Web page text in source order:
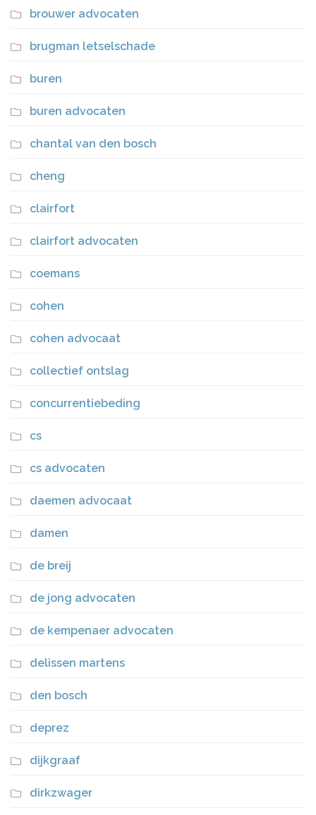
brouwer advocaten
brugman letselschade
buren
buren advocaten
chantal van den bosch
cheng
clairfort
clairfort advocaten
coemans
cohen
cohen advocaat
collectief ontslag
concurrentiebeding
cs
cs advocaten
daemen advocaat
damen
de breij
de jong advocaten
de kempenaer advocaten
delissen martens
den bosch
deprez
dijkgraaf
dirkzwager